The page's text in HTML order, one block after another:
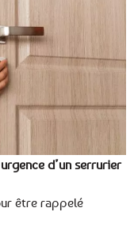
d’un serrurier
être rappelé